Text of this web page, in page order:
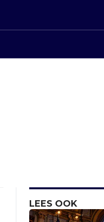
LEES OOK